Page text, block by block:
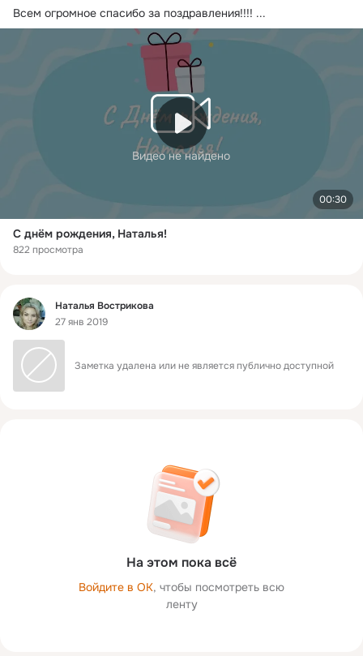
Всем огромное спасибо за поздравления!!!! ...
00:30
Видео не найдено
С днём рождения, Наталья!
822 просмотра
Фид
Наталья Вострикова
27 янв 2019
Заметка удалена или не является публично доступной
На этом пока всё
Войдите в ОК, чтобы посмотреть всю
ленту